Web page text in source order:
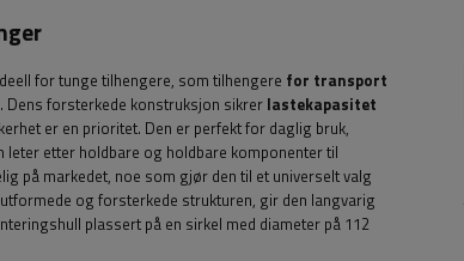
for tunge tilhengere, som tilhengere for transport
. Dens forsterkede konstruksjon sikrer lastekapasitet
er en prioritet. Den er perfekt for daglig bruk,
etter holdbare og holdbare komponenter til
på markedet, noe som gjør den til et universelt valg
og forsterkede strukturen, gir den langvarig
plassert på en sirkel med diameter på 112